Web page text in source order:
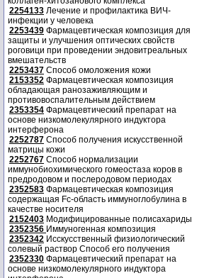
2254133 Лечение и профилактика ВИЧ-
инфекции у человека
2253439 Фармацевтическая композиция для
защиты и улучшения оптических свойств
роговици при проведении эндовитреальных
вмешательств
2253437 Способ омоложения кожи
2153352 Фармацевтическая композиция
обладающая ранозаживляющим и
противовоспалительным действием
2353354 Фармацевтический препарат на
основе низкомолекулярного индуктора
интерферона
2252787 Способ получения искусственной
матрицы кожи
2252767 Способ нормализации
иммунобиохимического гомеостаза коров в
предродовом и послеродовом периодах
2352583 Фармацевтическая композиция
содержащая Fc-область иммуноглобулина в
качестве носителя
2152403 Модифицированные полисахариды
2352356 Иммуногенная композиция
2352342 Исскусственный физиологический
солевый раствор Способ его получения
2352330 Фармацевтический препарат на
основе низкомолекулярного индуктора